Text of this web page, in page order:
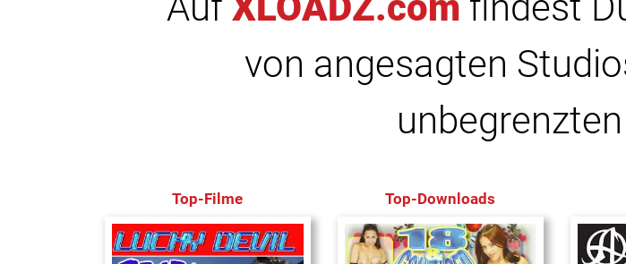
von angesagten
Top-Filme Top-Downloads